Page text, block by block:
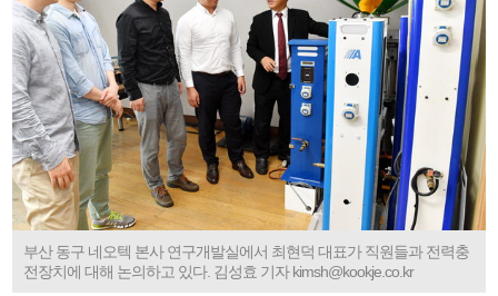
부산 동구 네오텍 본사 연구개발실에서 최현덕 대표가 직원들과 전력충
전장치에 대해 논의하고 있다. 김성효 기자 kimsh@kookje.co.kr